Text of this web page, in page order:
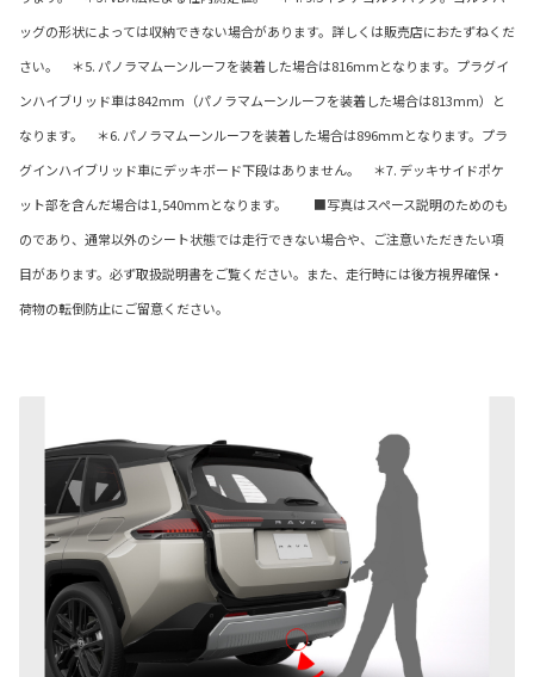
ッグの形状によっては収納できない場合があります。詳しくは販売店におたずねくだ
さい。 ＊5. パノラマムーンルーフを装着した場合は816mmとなります。プラグイ
ンハイブリッド車は842mm（パノラマムーンルーフを装着した場合は813mm）と
なります。 ＊6. パノラマムーンルーフを装着した場合は896mmとなります。プラ
グインハイブリッド車にデッキボード下段はありません。 ＊7. デッキサイドポケ
ット部を含んだ場合は1,540mmとなります。 ■写真はスペース説明のためのも
のであり、通常以外のシート状態では走行できない場合や、ご注意いただきたい項
目があります。必ず取扱説明書をご覧ください。また、走行時には後方視界確保・
荷物の転倒防止にご留意ください。